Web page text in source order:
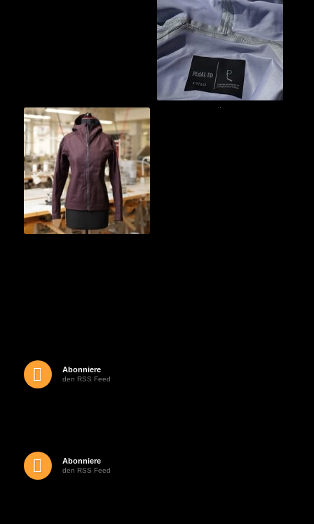
Abonniere
den RSS Feed
Abonniere
den RSS Feed